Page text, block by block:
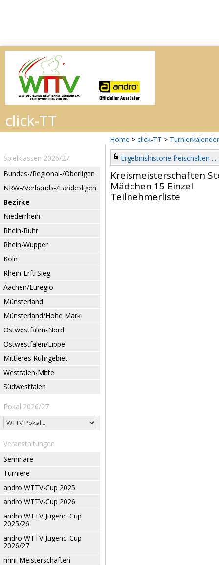
Home > click-TT > Turnierkalender
Spielklassen 2026/27
Bundes-/Regional-/Oberligen
NRW-/Verbands-/Landesligen
Bezirke
Niederrhein
Rhein-Ruhr
Rhein-Wupper
Köln
Rhein-Erft-Sieg
Aachen/Euregio
Münsterland
Münsterland/Hohe Mark
Ostwestfalen-Nord
Ostwestfalen/Lippe
Mittleres Ruhrgebiet
Westfalen-Mitte
Südwestfalen
Pokal 2026/27
Veranstaltungen
Seminare
Turniere
andro WTTV-Cup 2025
andro WTTV-Cup 2026
andro WTTV-Jugend-Cup
2025/26
andro WTTV-Jugend-Cup
2026/27
mini-Meisterschaften
Ergebnishistorie freischalten ...
Kreismeisterschaften
Mädchen 15 Einzel
Teilnehmerliste